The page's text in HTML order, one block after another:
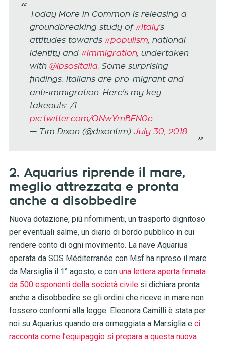
Today More in Common is releasing a
groundbreaking study of #Italy's
attitudes towards #populism, national
identity and #immigration, undertaken
with @IpsosItalia. Some surprising
findings: Italians are pro-migrant and
anti-immigration. Here's my key
takeouts: /1
pic.twitter.com/ONwYmBEN0e
— Tim Dixon (@dixontim) July 30, 2018
2. Aquarius riprende il mare,
meglio attrezzata e pronta
anche a disobbedire
Nuova dotazione, più rifornimenti, un trasporto dignitoso
per eventuali salme, un diario di bordo pubblico in cui
rendere conto di ogni movimento. La nave Aquarius
operata da SOS Méditerranée con Msf ha ripreso il mare
da Marsiglia il 1° agosto, e con una lettera aperta firmata
da 500 esponenti della società civilesi dichiara pronta
anche a disobbedire se gli ordini che riceve in mare non
fossero conformi alla legge. Eleonora Camilli è stata per
noi su Aquarius quando era ormeggiata a Marsiglia e ci
racconta come l’equipaggio si prepara a questa nuova